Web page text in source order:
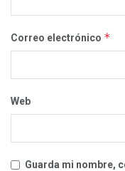
Correo electrónico *
Web
Guarda mi nombre,